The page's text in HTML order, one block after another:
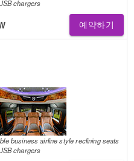
chargers
예약하기
business airline style reclining seats
chargers